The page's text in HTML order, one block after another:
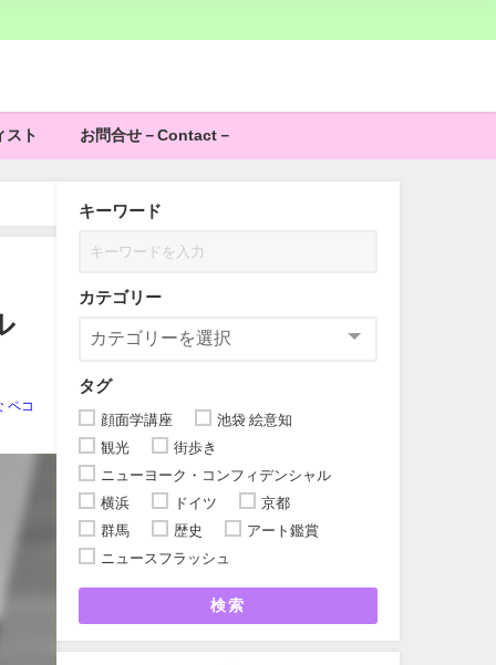
スト お問合せ－Contact－
ペコ
キーワード
カテゴリー
タグ
顔面学講座
池袋 絵意知
観光
街歩き
ニューヨーク・コンフィデンシャル
横浜
ドイツ
京都
群馬
歴史
アート鑑賞
ニュースフラッシュ
検索